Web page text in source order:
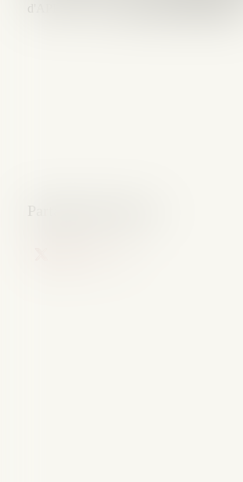
d'APESA France.